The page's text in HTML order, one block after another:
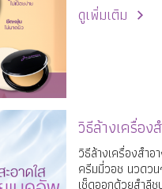
ดูเพิ่มเติม
วิธีล้างเครื่อง
วิธีล้างเครื่องสำ
ครีมมี่วอช นวดวน
เช็ดออกด้วยสำลีชุ